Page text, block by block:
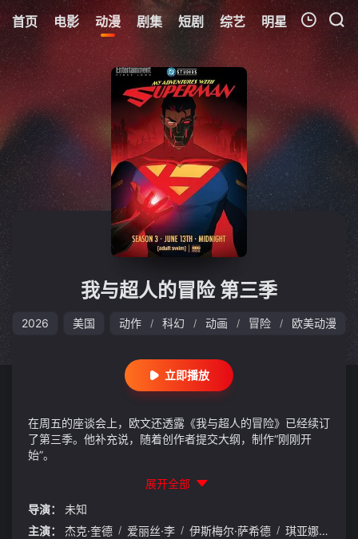
首页 电影 动漫 剧集 短剧 综艺 明星 周表
我的观影记录
暂无观看影片的记录
我与超人的冒险 第三季
2026 美国 动作 / 科幻 / 动画 / 冒险 / 欧美动漫
立即播放
在周五的座谈会上，欧文还透露《我与超人的冒险》已经续订
了第三季。他补充说，随着创作者提交大纲，制作“刚刚开
始”。
展开全部
导演：
未知
主演：
杰克·奎德 / 爱丽丝·李 / 伊斯梅尔·萨希德 / 琪亚娜·玛黛拉